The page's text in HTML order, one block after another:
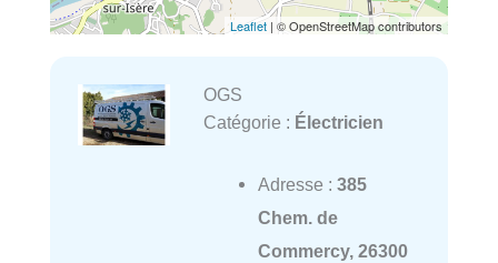
Leaflet | © OpenStreetMap contributors
OGS
Catégorie : Électricien
Adresse : 385
Chem. de
Commercy, 26300